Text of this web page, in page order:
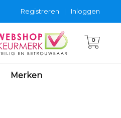
Inloggen
|
Registreren
0
Merken